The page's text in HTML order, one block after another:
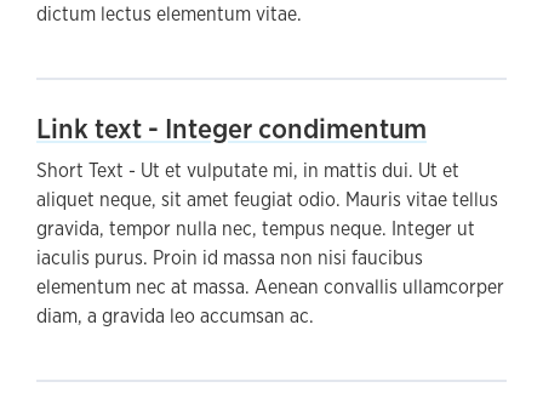
dictum lectus elementum vitae.
Link text - Integer condimentum
Short Text - Ut et vulputate mi, in mattis dui. Ut et
aliquet neque, sit amet feugiat odio. Mauris vitae tellus
gravida, tempor nulla nec, tempus neque. Integer ut
iaculis purus. Proin id massa non nisi faucibus
elementum nec at massa. Aenean convallis ullamcorper
diam, a gravida leo accumsan ac.